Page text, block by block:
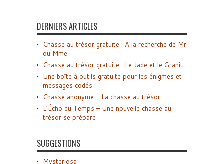
DERNIERS ARTICLES
Chasse au trésor gratuite : A la recherche de Mr
ou Mme
Chasse au trésor gratuite : Le Jade et le Granit
Une boîte à outils gratuite pour les énigmes et
messages codés
Chasse anonyme – La chasse au trésor
L’Écho du Temps – Une nouvelle chasse au
trésor se prépare
SUGGESTIONS
Mysteriosa